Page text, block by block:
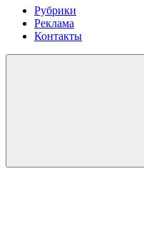
Рубрики
Реклама
Контакты